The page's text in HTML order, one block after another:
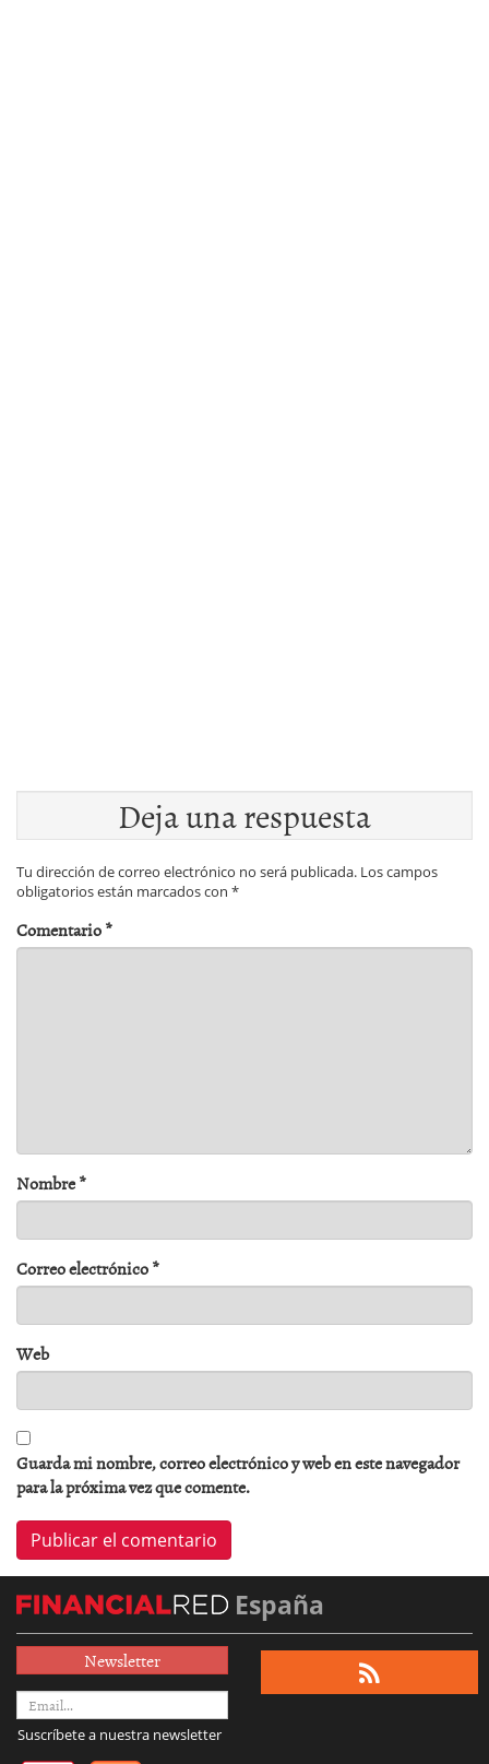
Deja una respuesta
Tu dirección de correo electrónico no será publicada. Los campos
obligatorios están marcados con *
Comentario*
Nombre*
Correo electrónico*
Web
Guarda mi nombre, correo electrónico y web en este navegador
para la próxima vez que comente.
España
Newsletter
Suscríbete a nuestra newsletter